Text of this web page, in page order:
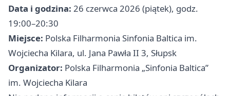
Data i godzina: 26 czerwca 2026 (piątek), godz.
19:00–20:30
Miejsce: Polska Filharmonia Sinfonia Baltica im.
Wojciecha Kilara, ul. Jana Pawła II 3, Słupsk
Organizator: Polska Filharmonia „Sinfonia Baltica”
im. Wojciecha Kilara